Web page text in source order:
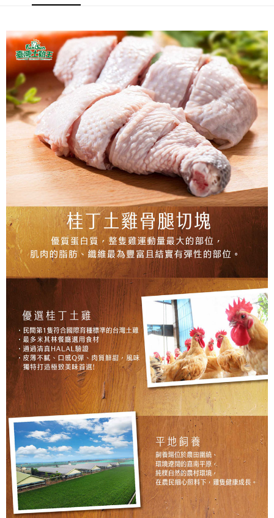
客戶支援中心」https://netprotections.freshdesk.com/support/home
１．透過由恩沛科技股份有限公司提供之「AFTEE先享後付」服務完成之交
易，需依本服務之必要範圍內提供個人資料，並將交易相關給付款項請求債
權轉讓予恩沛科技股份有限公司。
２．關於個人資料處理事宜，請瀏覽以下網址：
https://aftee.tw/terms/#terms3
３．未成年的使用者請事先徵得法定代理人或監護人之同意方可使用
「AFTEE先享後付」，若未經同意申辦者引起之損失，本公司不負相關責
任。
４．使用「AFTEE先享後付」時，將依據個別帳號之用戶狀況，依本公司即
時審查核予不同之上限額度；若仍有額度不足之情形，本公司將視審查結果
請求用戶進行身份認證。
５．嚴禁一人註冊多個帳號或使用他人資訊註冊。若發現惡意使用之情形，
恩沛科技股份有限公司將有權停止該用戶之使用額度並採取法律行動。